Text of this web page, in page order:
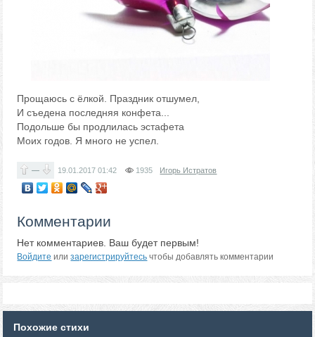
Прощаюсь с ёлкой. Праздник отшумел,
И съедена последняя конфета...
Подольше бы продлилась эстафета
Моих годов. Я много не успел.
— 19.01.201701:42 1935 Игорь Истратов
Комментарии
Нет комментариев. Ваш будет первым!
Войдите илизарегистрируйтесь чтобы добавлять комментарии
Похожие стихи